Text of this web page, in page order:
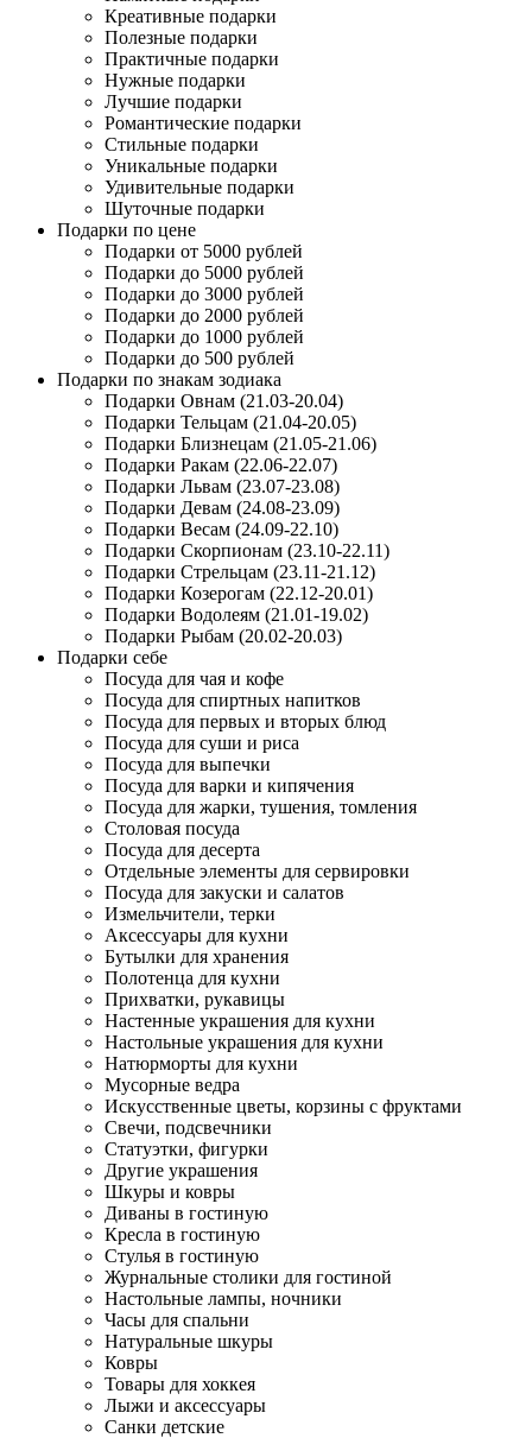
Креативные подарки
Полезные подарки
Практичные подарки
Нужные подарки
Лучшие подарки
Романтические подарки
Стильные подарки
Уникальные подарки
Удивительные подарки
Шуточные подарки
Подарки по цене
Подарки от 5000 рублей
Подарки до 5000 рублей
Подарки до 3000 рублей
Подарки до 2000 рублей
Подарки до 1000 рублей
Подарки до 500 рублей
Подарки по знакам зодиака
Подарки Овнам (21.03-20.04)
Подарки Тельцам (21.04-20.05)
Подарки Близнецам (21.05-21.06)
Подарки Ракам (22.06-22.07)
Подарки Львам (23.07-23.08)
Подарки Девам (24.08-23.09)
Подарки Весам (24.09-22.10)
Подарки Скорпионам (23.10-22.11)
Подарки Стрельцам (23.11-21.12)
Подарки Козерогам (22.12-20.01)
Подарки Водолеям (21.01-19.02)
Подарки Рыбам (20.02-20.03)
Подарки себе
Посуда для чая и кофе
Посуда для спиртных напитков
Посуда для первых и вторых блюд
Посуда для суши и риса
Посуда для выпечки
Посуда для варки и кипячения
Посуда для жарки, тушения, томления
Столовая посуда
Посуда для десерта
Отдельные элементы для сервировки
Посуда для закуски и салатов
Измельчители, терки
Аксессуары для кухни
Бутылки для хранения
Полотенца для кухни
Прихватки, рукавицы
Настенные украшения для кухни
Настольные украшения для кухни
Натюрморты для кухни
Мусорные ведра
Искусственные цветы, корзины с фруктами
Свечи, подсвечники
Статуэтки, фигурки
Другие украшения
Шкуры и ковры
Диваны в гостиную
Кресла в гостиную
Стулья в гостиную
Журнальные столики для гостиной
Настольные лампы, ночники
Часы для спальни
Натуральные шкуры
Ковры
Товары для хоккея
Лыжи и аксессуары
Санки детские